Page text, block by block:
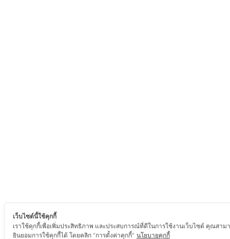
เว็บไซต์นี้ใช้คุกกี้
เราใช้คุกกี้เพื่อเพิ่มประสิทธิภาพ และประสบการณ์ที่ดีในการใช้งานเว็บไซต์ คุณสาม
ยินยอมการใช้คุกกี้ได้ โดยคลิก "การตั้งค่าคุกกี้" นโยบายคุกกี้